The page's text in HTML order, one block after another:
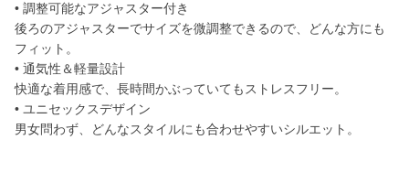
• 調整可能なアジャスター付き
後ろのアジャスターでサイズを微調整できるので、どんな方にも
フィット。
• 通気性＆軽量設計
快適な着用感で、長時間かぶっていてもストレスフリー。
• ユニセックスデザイン
男女問わず、どんなスタイルにも合わせやすいシルエット。